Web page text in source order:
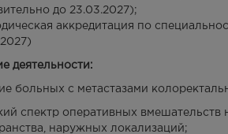
до 23.03.2027);
аккредитация по
деятельности:
больных с метастазами
спектр оперативных вмешательств
наружных локализаций;